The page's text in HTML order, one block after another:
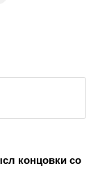
концовки со